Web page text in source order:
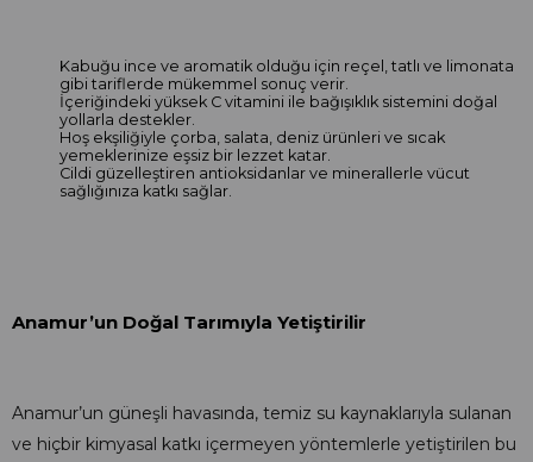
Kabuğu ince ve aromatik olduğu için reçel, tatlı ve limonata
gibi tariflerde mükemmel sonuç verir.
İçeriğindeki yüksek C vitamini ile bağışıklık sistemini doğal
yollarla destekler.
Hoş ekşiliğiyle çorba, salata, deniz ürünleri ve sıcak
yemeklerinize eşsiz bir lezzet katar.
Cildi güzelleştiren antioksidanlar ve minerallerle vücut
sağlığınıza katkı sağlar.
Anamur’un Doğal Tarımıyla Yetiştirilir
Anamur’un güneşli havasında, temiz su kaynaklarıyla sulanan
ve hiçbir kimyasal katkı içermeyen yöntemlerle yetiştirilen bu